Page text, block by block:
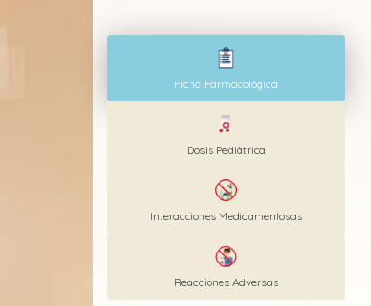
Ficha Farmacológica
Dosis Pediátrica
Interacciones Medicamentosas
Reacciones Adversas